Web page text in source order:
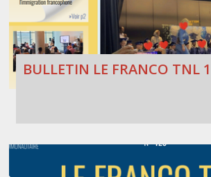
BULLETIN LE FRANCO TNL